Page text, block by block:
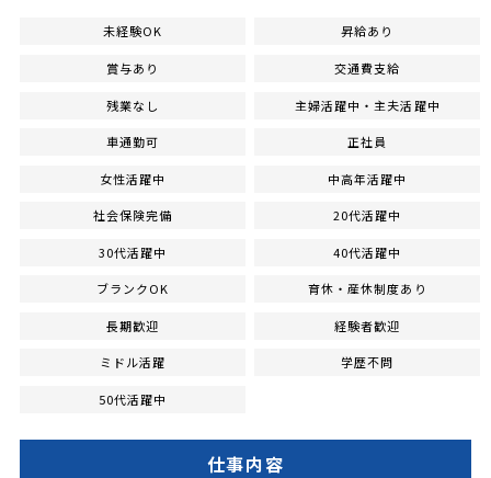
未経験OK 昇給あり
賞与あり 交通費支給
残業なし 主婦活躍中・主夫活躍中
車通勤可 正社員
女性活躍中 中高年活躍中
社会保険完備 20代活躍中
30代活躍中 40代活躍中
ブランクOK 育休・産休制度あり
長期歓迎 経験者歓迎
ミドル活躍 学歴不問
50代活躍中
仕事内容